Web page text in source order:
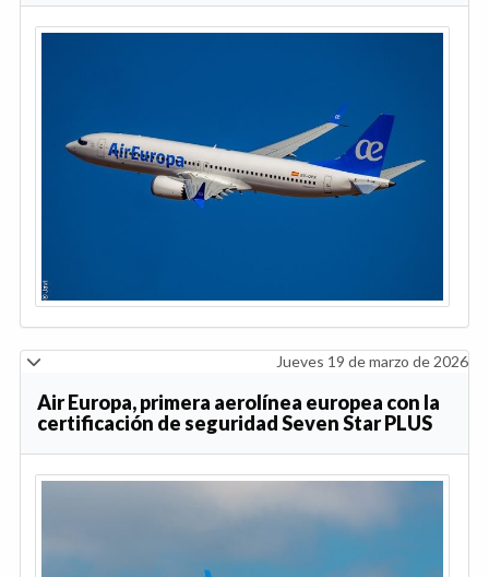
Jueves 19 de marzo de 2026
Air Europa, primera aerolínea europea con la
certificación de seguridad Seven Star PLUS